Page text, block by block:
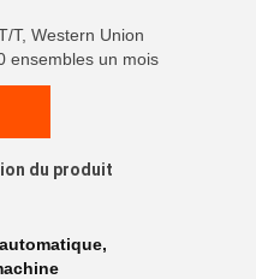
T, Western Union
ensembles un mois
du produit
,